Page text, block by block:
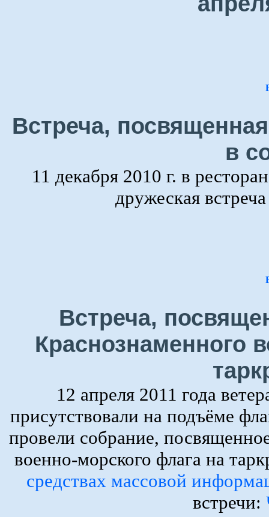
Встреча,
в
11 декабря 2010 г. в
дружеская
Встреча,
Краснознаменного
12 апреля 2011 года
присутствовали на подъёме
провели собрание,
военно-морского флага на
средствах массовой
встречи: